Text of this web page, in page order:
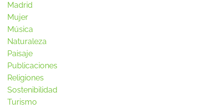
Madrid
Mujer
Música
Naturaleza
Paisaje
Publicaciones
Religiones
Sostenibilidad
Turismo